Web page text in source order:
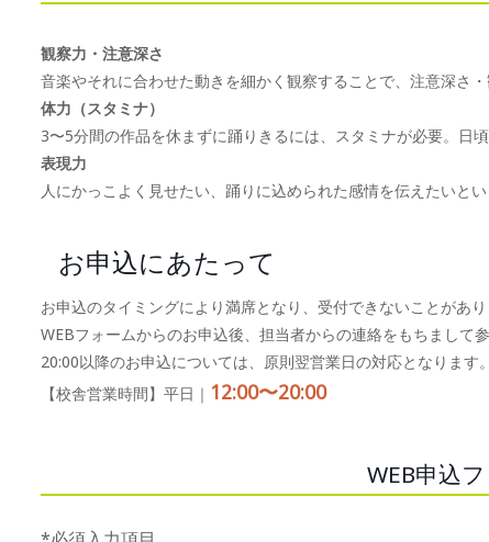
観察力・注意深さ
音楽やそれに合わせた動きを細かく観察することで、注意深さ・
体力（スタミナ）
3〜5分間の作品を休まずに踊りきるには、スタミナが必要。日
表現力
人にかっこよく見せたい、踊りに込められた感情を伝えたいと
お申込にあたって
お申込のタイミングにより満席となり、受付できないことがあ
WEBフォームからのお申込後、担当者からの連絡をもちまして参
20:00以降のお申込については、原則翌営業日の対応となります。
【校舎営業時間】平日｜ 12:00〜20:00
WEB申込